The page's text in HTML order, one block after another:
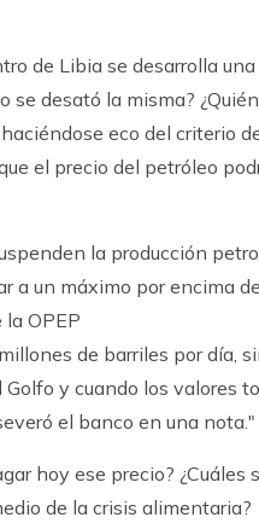
de Libia se desarrolla una
se desató la misma?
eco del criterio
el precio del petróleo
la producción
a un máximo por encima
la OPEP
de barriles por día,
Golfo y cuando los valores
el banco en una nota."
hoy ese precio? ¿Cuáles
de la crisis alimentaria?